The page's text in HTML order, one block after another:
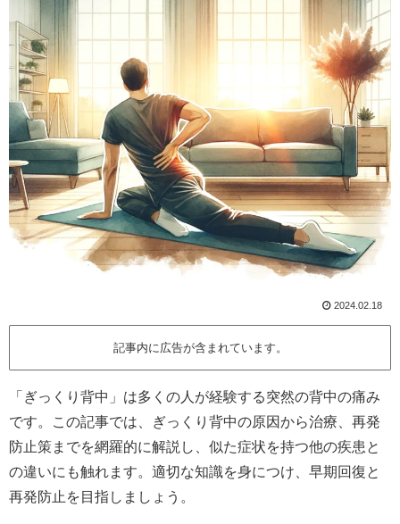
2024.02.18
記事内に広告が含まれています。
「ぎっくり背中」は多くの人が経験する突然の背中の痛み
です。この記事では、ぎっくり背中の原因から治療、再発
防止策までを網羅的に解説し、似た症状を持つ他の疾患と
の違いにも触れます。適切な知識を身につけ、早期回復と
再発防止を目指しましょう。